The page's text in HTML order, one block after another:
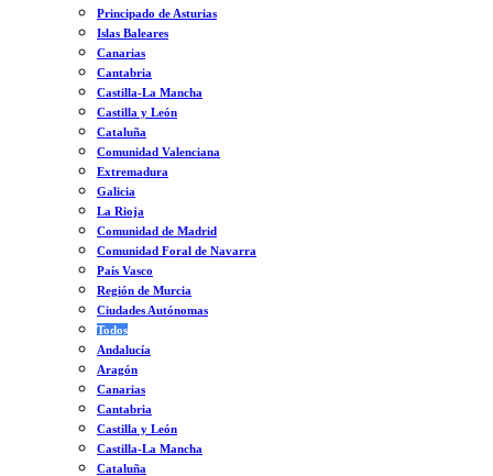
Principado de Asturias
Islas Baleares
Canarias
Cantabria
Castilla-La Mancha
Castilla y León
Cataluña
Comunidad Valenciana
Extremadura
Galicia
La Rioja
Comunidad de Madrid
Comunidad Foral de Navarra
País Vasco
Región de Murcia
Ciudades Autónomas
Todos
Andalucía
Aragón
Canarias
Cantabria
Castilla y León
Castilla-La Mancha
Cataluña